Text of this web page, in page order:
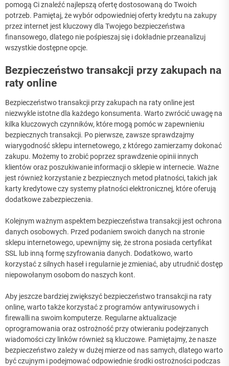
pomogą Ci znaleźć najlepszą ofertę dostosowaną do Twoich
potrzeb. Pamiętaj, że wybór odpowiedniej oferty kredytu na zakupy
przez internet jest kluczowy dla Twojego bezpieczeństwa
finansowego, dlatego nie pośpieszaj się i dokładnie przeanalizuj
wszystkie dostępne opcje.
Bezpieczeństwo transakcji przy zakupach na
raty online
Bezpieczeństwo transakcji przy zakupach na raty online jest
niezwykle istotne dla każdego konsumenta. Warto zwrócić uwagę na
kilka kluczowych czynników, które mogą pomóc w zapewnieniu
bezpiecznych transakcji. Po pierwsze, zawsze sprawdzajmy
wiarygodność sklepu internetowego, z którego zamierzamy dokonać
zakupu. Możemy to zrobić poprzez sprawdzenie opinii innych
klientów oraz poszukiwanie informacji o sklepie w internecie. Ważne
jest również korzystanie z bezpiecznych metod płatności, takich jak
karty kredytowe czy systemy płatności elektronicznej, które oferują
dodatkowe zabezpieczenia.
Kolejnym ważnym aspektem bezpieczeństwa transakcji jest ochrona
danych osobowych. Przed podaniem swoich danych na stronie
sklepu internetowego, upewnijmy się, że strona posiada certyfikat
SSL lub inną formę szyfrowania danych. Dodatkowo, warto
korzystać z silnych haseł i regularnie je zmieniać, aby utrudnić dostęp
niepowołanym osobom do naszych kont.
Aby jeszcze bardziej zwiększyć bezpieczeństwo transakcji na raty
online, warto także korzystać z programów antywirusowych i
firewalli na swoim komputerze. Regularne aktualizacje
oprogramowania oraz ostrożność przy otwieraniu podejrzanych
wiadomości czy linków również są kluczowe. Pamiętajmy, że nasze
bezpieczeństwo zależy w dużej mierze od nas samych, dlatego warto
być czujnym i podejmować odpowiednie środki ostrożności podczas